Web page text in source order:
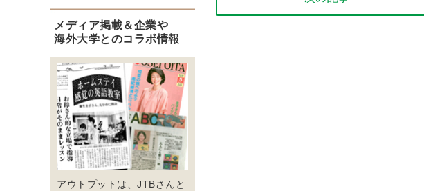
メディア掲載＆企業や
海外大学とのコラボ情報
アウトプットは、JTBさんと